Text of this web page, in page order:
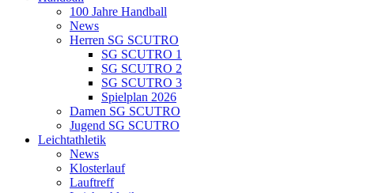
100 Jahre Handball
News
Herren SG SCUTRO
SG SCUTRO 1
SG SCUTRO 2
SG SCUTRO 3
Spielplan 2026
Damen SG SCUTRO
Jugend SG SCUTRO
Leichtathletik
News
Klosterlauf
Lauftreff